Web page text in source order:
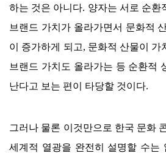
하는 것은 아니다. 양자는 서로 순환
브랜드 가치가 올라가면서 문화적
이 증가하게 되고, 문화적 산물이 가
브랜드 가치도 올라가는 등 순환적
난다고 보는 편이 타당할 것이다.
그러나 물론 이것만으로 한국 문화
세계적 열광을 완전히 설명할 수는